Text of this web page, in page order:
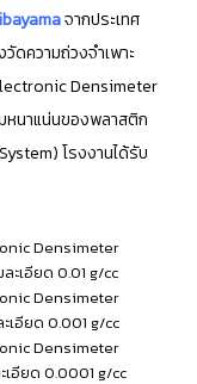
จากประเทศ
ดความถ่วงจำเพาะ
Densimeter
หนาแน่นของพลาสติก
โรงงานได้รับ
Densimeter
ะเอียด 0.01 g/cc
Densimeter
เอียด 0.001 g/cc
Densimeter
อียด 0.0001 g/cc